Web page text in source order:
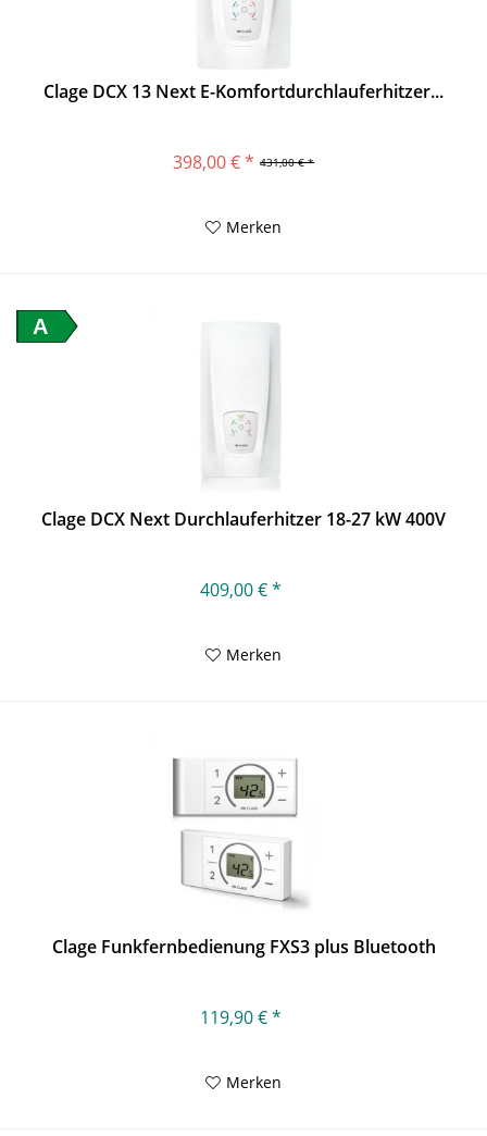
Clage DCX 13 Next E-Komfortdurchlauferhitzer...
431,00 € *
398,00 € *
Merken
A
Clage DCX Next Durchlauferhitzer 18-27 kW 400V
409,00 € *
Merken
Clage Funkfernbedienung FXS3 plus Bluetooth
119,90 € *
Merken